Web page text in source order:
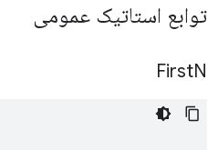
توابع استاتیک عمومی
FirstN